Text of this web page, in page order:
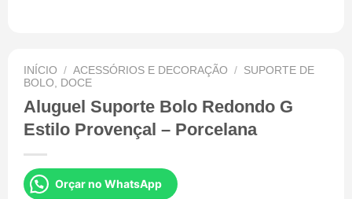
INÍCIO / ACESSÓRIOS E DECORAÇÃO / SUPORTE DE
BOLO, DOCE
Aluguel Suporte Bolo Redondo G
Estilo Provençal – Porcelana
Orçar no WhatsApp